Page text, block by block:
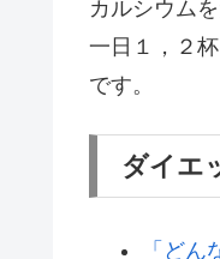
カルシウム
一日１，２
です。
ダイエ
「ど